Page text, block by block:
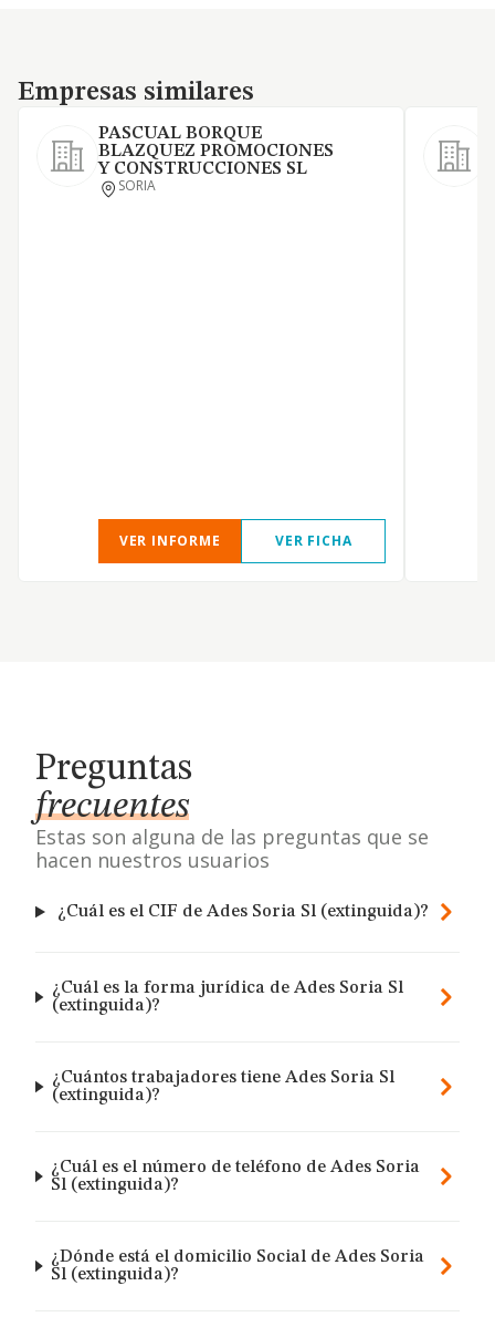
Empresas similares
Empresas similares
PASCUAL BORQUE
BLAZQUEZ PROMOCIONES
Y CONSTRUCCIONES SL
SORIA
VER INFORME VER FICHA
Preguntas
frecuentes
Estas son alguna de las preguntas que se
hacen nuestros usuarios
¿Cuál es el CIF de Ades Soria Sl (extinguida)?
¿Cuál es la forma jurídica de Ades Soria Sl
(extinguida)?
¿Cuántos trabajadores tiene Ades Soria Sl
(extinguida)?
¿Cuál es el número de teléfono de Ades Soria
Sl (extinguida)?
¿Dónde está el domicilio Social de Ades Soria
Sl (extinguida)?